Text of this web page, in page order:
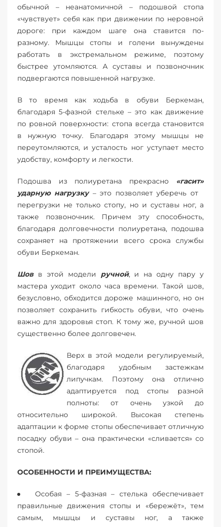
обычной – неанатомичной – подошвой стопа
«чувствует» себя как при движении по неровной
дороге: при каждом шаге она ставится по-
разному. Мышцы стопы и голени вынуждены
работать в экстремальном режиме, поэтому
быстрее утомляются. А суставы и позвоночник
подвергаются повышенной нагрузке.
В то время как ходьба в обуви Беркеман,
благодаря 5-фазной стельке – это как движение
по ровной поверхности: стопа всегда становится
в нужную точку. Благодаря этому мышцы не
переутомляются, и усталость ног уступает место
удобству, комфорту и легкости.
Подошва из полиуретана прекрасно «гасит»
ударную нагрузку– это позволяет уберечь от
перегрузки не только стопу, но и суставы ног, а
также позвоночник. Причем эту способность,
благодаря долговечности полиуретана, подошва
сохраняет на протяжении всего срока службы
обуви Беркеман.
Шовв этой модели ручной, и на одну пару у
мастера уходит около часа времени. Такой шов,
безусловно, обходится дороже машинного, но он
позволяет сохранить гибкость обуви, что очень
важно для здоровья стоп. К тому же, ручной шов
существенно более долговечен.
Верх в этой модели регулируемый,
благодаря удобным застежкам
липучкам. Поэтому она отлично
адаптируется под стопы разной
полноты: от очень узкой до
относительно широкой. Высокая степень
адаптации к форме стопы обеспечивает отличную
посадку обуви – она практически «сливается» со
стопой.
ОСОБЕННОСТИ И ПРЕИМУЩЕСТВА:
Особая – 5-фазная – стелька обеспечивает
правильные движения стопы и «бережёт», тем
самым, мышцы и суставы ног, а также